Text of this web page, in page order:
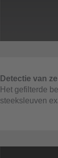
Detectie van
Het gefilterde
steeksleuven